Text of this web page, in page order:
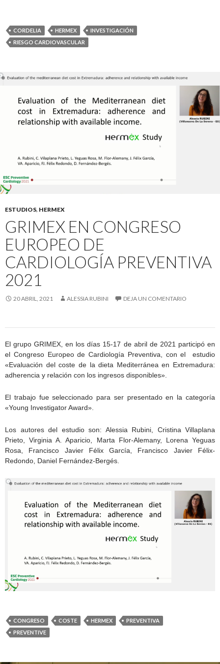
CORDELIA HERMEX
INVESTIGACIÓN
RIESGO CARDIOVASCULAR
ESTUDIOS, HERMEX
GRIMEX EN CONGRESO
EUROPEO DE
CARDIOLOGÍA PREVENTIVA
2021
20 ABRIL, 2021 ALESSIA RUBINI DEJA UN COMENTARIO
El grupo GRIMEX, en los días 15-17 de abril de 2021 participó en
el Congreso Europeo de Cardiología Preventiva, con el estudio
«Evaluación del coste de la dieta Mediterránea en Extremadura:
adherencia y relación con los ingresos disponibles».
El trabajo fue seleccionado para ser presentado en la categoría
«Young Investigator Award».
Los autores del estudio son: Alessia Rubini, Cristina Villaplana
Prieto, Virginia A. Aparicio, Marta Flor-Alemany, Lorena Yeguas
Rosa, Francisco Javier Félix García, Francisco Javier Félix-
Redondo, Daniel Fernández-Bergés.
CONGRESO COSTE HERMEX
PREVENTIVA
PREVENTIVE